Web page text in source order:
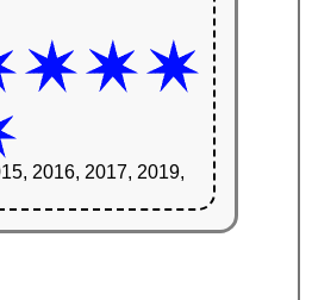
2016, 2017, 2019,